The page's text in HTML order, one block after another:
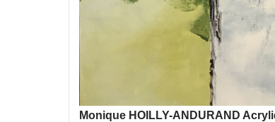
Monique HOILLY-ANDURAND